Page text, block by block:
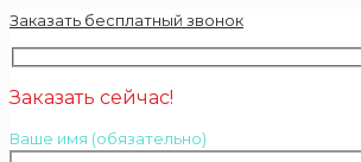
Заказать бесплатный звонок
Заказать сейчас!
Ваше имя (обязательно)